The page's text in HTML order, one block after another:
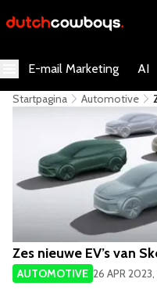
E-mail Marketing AI
Startpagina Automotive
Zes nieuwe EV’s van
AUTOMOTIVE 26 APR 2023,